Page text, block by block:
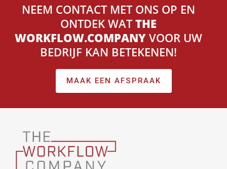
NEEM CONTACT MET ONS OP EN
ONTDEK WATTHE
WORKFLOW.COMPANY VOOR UW
BEDRIJF KAN BETEKENEN!
MAAK EEN AFSPRAAK